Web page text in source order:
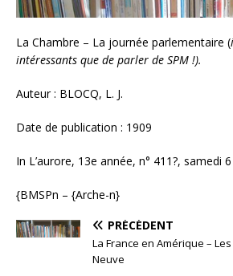
La Chambre – La journée parlementaire (
intéressants que de parler de SPM !).
Auteur : BLOCQ, L. J.
Date de publication : 1909
In L’aurore, 13e année, n° 411?, samedi
{BMSPn – {Arche-n}
PRÉCÉDENT
La France en Amérique –
Neuve